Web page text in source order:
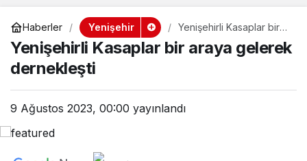
Haberler Yenişehir
Yenişehirli Kasaplar bir
dernekleşti
Yenişehirli Kasaplar bir araya gelerek
dernekleşti
9 Ağustos 2023, 00:00 yayınlandı